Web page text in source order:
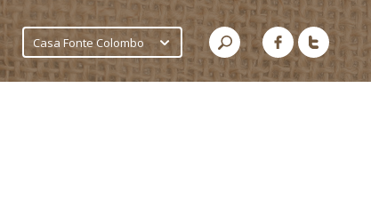
Casa Fonte Colombo